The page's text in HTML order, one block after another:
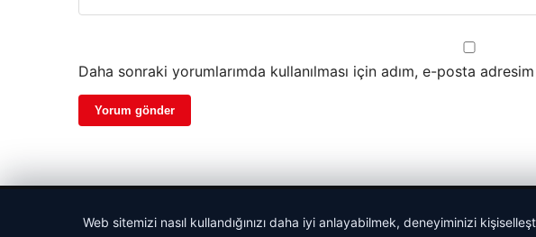
Daha sonraki yorumlarımda kullanılması için adım, e-posta
Web sitemizi nasıl kullandığınızı daha iyi anlayabilmek, deneyiminizi